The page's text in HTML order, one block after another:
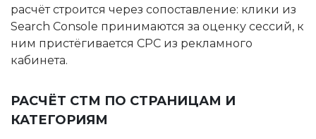
расчёт строится через сопоставление: клики из
Search Console принимаются за оценку сессий, к
ним пристёгивается CPC из рекламного
кабинета.
РАСЧЁТ СТМ ПО СТРАНИЦАМ И
КАТЕГОРИЯМ